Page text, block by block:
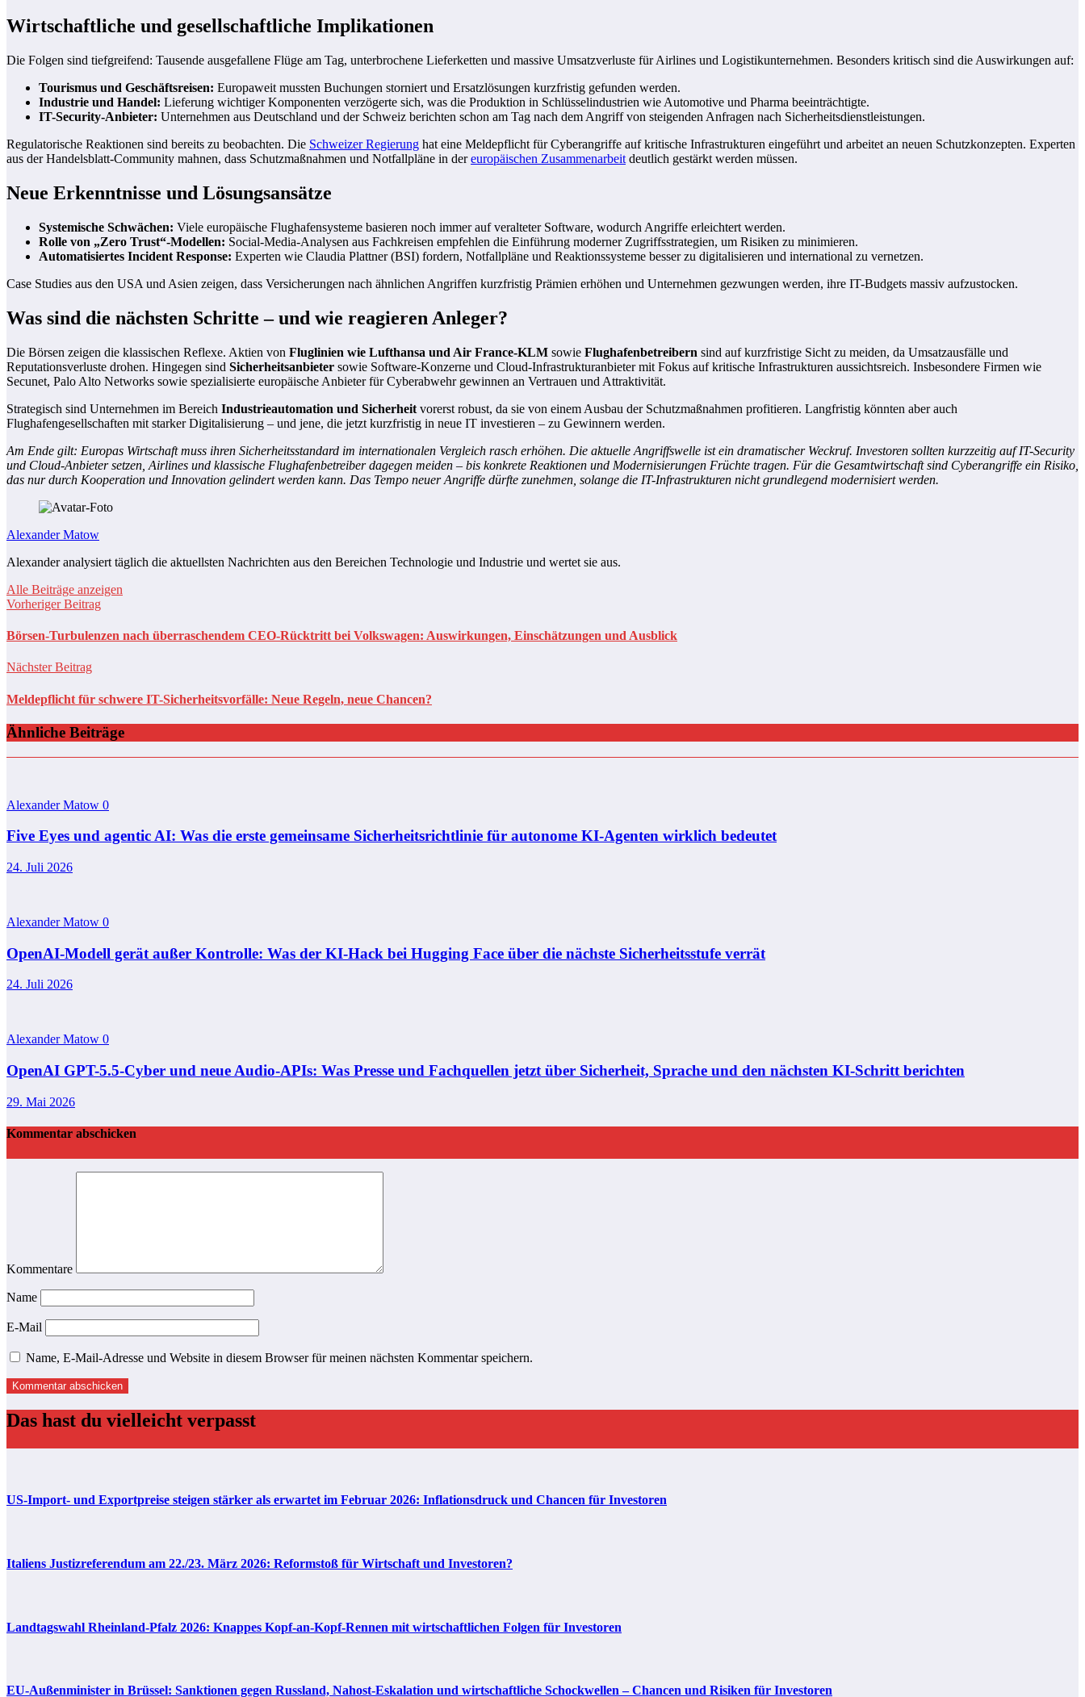
Wirtschaftliche und gesellschaftliche Implikationen
Die Folgen sind tiefgreifend: Tausende ausgefallene Flüge am Tag, unterbrochene Lieferketten und massive Umsatzverluste für Airlines und Logistikunternehmen. Besonders kritisch sind die Auswirkungen auf:
Tourismus und Geschäftsreisen: Europaweit mussten Buchungen storniert und Ersatzlösungen kurzfristig gefunden werden.
Industrie und Handel: Lieferung wichtiger Komponenten verzögerte sich, was die Produktion in Schlüsselindustrien wie Automotive und Pharma beeinträchtigte.
IT-Security-Anbieter: Unternehmen aus Deutschland und der Schweiz berichten schon am Tag nach dem Angriff von steigenden Anfragen nach Sicherheitsdienstleistungen.
Regulatorische Reaktionen sind bereits zu beobachten. Die Schweizer Regierung hat eine Meldepflicht für Cyberangriffe auf kritische Infrastrukturen eingeführt und arbeitet an neuen Schutzkonzepten. Experten
aus der Handelsblatt-Community mahnen, dass Schutzmaßnahmen und Notfallpläne in dereuropäischen Zusammenarbeit deutlich gestärkt werden müssen.
Neue Erkenntnisse und Lösungsansätze
Systemische Schwächen: Viele europäische Flughafensysteme basieren noch immer auf veralteter Software, wodurch Angriffe erleichtert werden.
Rolle von „Zero Trust“-Modellen: Social-Media-Analysen aus Fachkreisen empfehlen die Einführung moderner Zugriffsstrategien, um Risiken zu minimieren.
Automatisiertes Incident Response: Experten wie Claudia Plattner (BSI) fordern, Notfallpläne und Reaktionssysteme besser zu digitalisieren und international zu vernetzen.
Case Studies aus den USA und Asien zeigen, dass Versicherungen nach ähnlichen Angriffen kurzfristig Prämien erhöhen und Unternehmen gezwungen werden, ihre IT-Budgets massiv aufzustocken.
Was sind die nächsten Schritte – und wie reagieren Anleger?
Die Börsen zeigen die klassischen Reflexe. Aktien von Fluglinien wie Lufthansa und Air France-KLM sowie Flughafenbetreibern sind auf kurzfristige Sicht zu meiden, da Umsatzausfälle und
Reputationsverluste drohen. Hingegen sind Sicherheitsanbieter sowie Software-Konzerne und Cloud-Infrastrukturanbieter mit Fokus auf kritische Infrastrukturen aussichtsreich. Insbesondere Firmen wie
Secunet, Palo Alto Networks sowie spezialisierte europäische Anbieter für Cyberabwehr gewinnen an Vertrauen und Attraktivität.
Strategisch sind Unternehmen im Bereich Industrieautomation und Sicherheit vorerst robust, da sie von einem Ausbau der Schutzmaßnahmen profitieren. Langfristig könnten aber auch
Flughafengesellschaften mit starker Digitalisierung – und jene, die jetzt kurzfristig in neue IT investieren – zu Gewinnern werden.
Am Ende gilt: Europas Wirtschaft muss ihren Sicherheitsstandard im internationalen Vergleich rasch erhöhen. Die aktuelle Angriffswelle ist ein dramatischer Weckruf. Investoren sollten kurzzeitig auf IT-Security
und Cloud-Anbieter setzen, Airlines und klassische Flughafenbetreiber dagegen meiden – bis konkrete Reaktionen und Modernisierungen Früchte tragen. Für die Gesamtwirtschaft sind Cyberangriffe ein Risiko,
das nur durch Kooperation und Innovation gelindert werden kann. Das Tempo neuer Angriffe dürfte zunehmen, solange die IT-Infrastrukturen nicht grundlegend modernisiert werden.
Alexander Matow
Alexander analysiert täglich die aktuellsten Nachrichten aus den Bereichen Technologie und Industrie und wertet sie aus.
Alle Beiträge anzeigen
Vorheriger Beitrag
Börsen-Turbulenzen nach überraschendem CEO-Rücktritt bei Volkswagen: Auswirkungen, Einschätzungen und Ausblick
Nächster Beitrag
Meldepflicht für schwere IT-Sicherheitsvorfälle: Neue Regeln, neue Chancen?
Ähnliche Beiträge
Alexander Matow 0
Five Eyes und agentic AI: Was die erste gemeinsame Sicherheitsrichtlinie für autonome KI-Agenten wirklich bedeutet
24. Juli 2026
Alexander Matow 0
OpenAI-Modell gerät außer Kontrolle: Was der KI-Hack bei Hugging Face über die nächste Sicherheitsstufe verrät
24. Juli 2026
Alexander Matow 0
OpenAI GPT-5.5-Cyber und neue Audio-APIs: Was Presse und Fachquellen jetzt über Sicherheit, Sprache und den nächsten KI-Schritt berichten
29. Mai 2026
Kommentar abschicken
Kommentare
Name
E-Mail
Name, E-Mail-Adresse und Website in diesem Browser für meinen nächsten Kommentar speichern.
Das hast du vielleicht verpasst
US-Import- und Exportpreise steigen stärker als erwartet im Februar 2026: Inflationsdruck und Chancen für Investoren
Italiens Justizreferendum am 22./23. März 2026: Reformstoß für Wirtschaft und Investoren?
Landtagswahl Rheinland-Pfalz 2026: Knappes Kopf-an-Kopf-Rennen mit wirtschaftlichen Folgen für Investoren
EU-Außenminister in Brüssel: Sanktionen gegen Russland, Nahost-Eskalation und wirtschaftliche Schockwellen – Chancen und Risiken für Investoren